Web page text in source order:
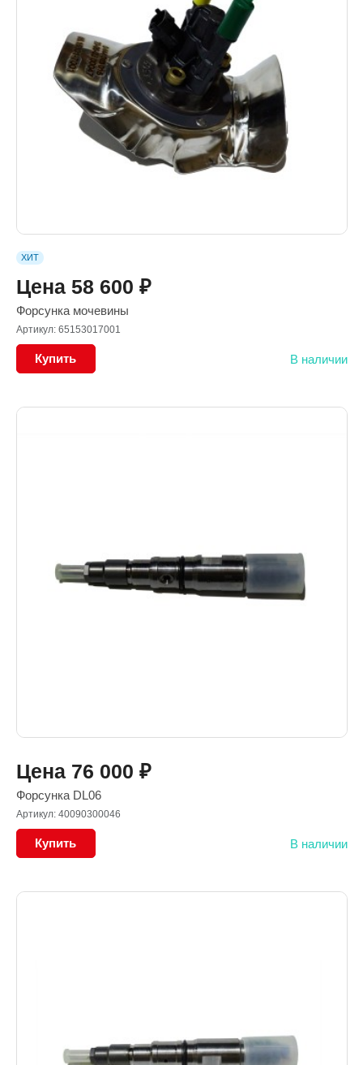
ХИТ
Цена 58 600 ₽
Форсунка мочевины
Артикул: 65153017001
Купить В наличии
Цена 76 000 ₽
Форсунка DL06
Артикул: 40090300046
Купить В наличии